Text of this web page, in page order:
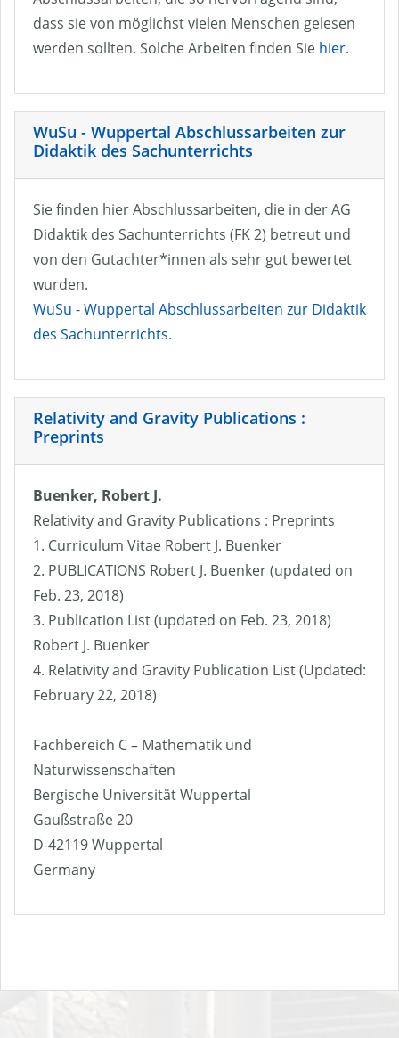
dass sie von möglichst vielen Menschen gelesen
werden sollten. Solche Arbeiten finden Sie hier.
WuSu - Wuppertal Abschlussarbeiten zur
Didaktik des Sachunterrichts
Sie finden hier Abschlussarbeiten, die in der AG
Didaktik des Sachunterrichts (FK 2) betreut und
von den Gutachter*innen als sehr gut bewertet
wurden.
WuSu - Wuppertal Abschlussarbeiten zur Didaktik
des Sachunterrichts.
Relativity and Gravity Publications :
Preprints
Buenker, Robert J.
Relativity and Gravity Publications : Preprints
1. Curriculum Vitae Robert J. Buenker
2. PUBLICATIONS Robert J. Buenker (updated on
Feb. 23, 2018)
3. Publication List (updated on Feb. 23, 2018)
Robert J. Buenker
4. Relativity and Gravity Publication List (Updated:
February 22, 2018)
Fachbereich C – Mathematik und
Naturwissenschaften
Bergische Universität Wuppertal
Gaußstraße 20
D-42119 Wuppertal
Germany